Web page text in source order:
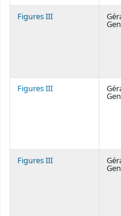
Figures III
Figures III
Figures III